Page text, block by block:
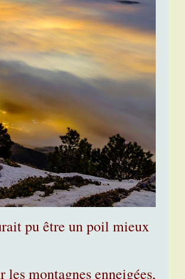
pu être un poil mieux
montagnes enneigées,